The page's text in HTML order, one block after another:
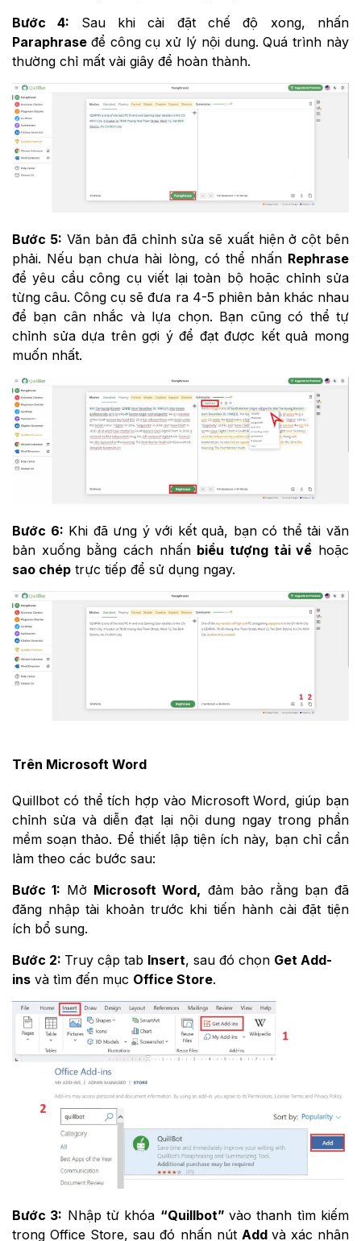
Bước 4: Sau khi cài đặt chế độ xong, nhấn
Paraphrase để công cụ xử lý nội dung. Quá trình này
thường chỉ mất vài giây để hoàn thành.
Bước 5: Văn bản đã chỉnh sửa sẽ xuất hiện ở cột bên
phải. Nếu bạn chưa hài lòng, có thể nhấn Rephrase
để yêu cầu công cụ viết lại toàn bộ hoặc chỉnh sửa
từng câu. Công cụ sẽ đưa ra 4-5 phiên bản khác nhau
để bạn cân nhắc và lựa chọn. Bạn cũng có thể tự
chỉnh sửa dựa trên gợi ý để đạt được kết quả mong
muốn nhất.
Bước 6: Khi đã ưng ý với kết quả, bạn có thể tải văn
bản xuống bằng cách nhấn biểu tượng tải về hoặc
sao chép trực tiếp để sử dụng ngay.
Trên Microsoft Word
Quillbot có thể tích hợp vào Microsoft Word, giúp bạn
chỉnh sửa và diễn đạt lại nội dung ngay trong phần
mềm soạn thảo. Để thiết lập tiện ích này, bạn chỉ cần
làm theo các bước sau:
Bước 1: Mở Microsoft Word, đảm bảo rằng bạn đã
đăng nhập tài khoản trước khi tiến hành cài đặt tiện
ích bổ sung.
Bước 2: Truy cập tab Insert, sau đó chọn Get Add-
ins và tìm đến mục Office Store.
Bước 3: Nhập từ khóa “Quillbot”vào thanh tìm kiếm
trong Office Store, sau đó nhấn nút Add và xác nhận